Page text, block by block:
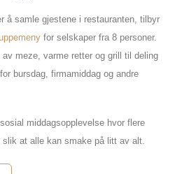
å samle gjestene i restauranten, tilbyr
for selskaper fra 8 personer.
meze, varme retter og grill til deling
bursdag, firmamiddag og andre
middagsopplevelse hvor flere
slik at alle kan smake på litt av alt.